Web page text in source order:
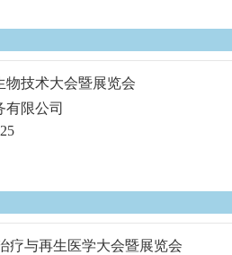
物技术大会暨展览会
有限公司
疗与再生医学大会暨展览会